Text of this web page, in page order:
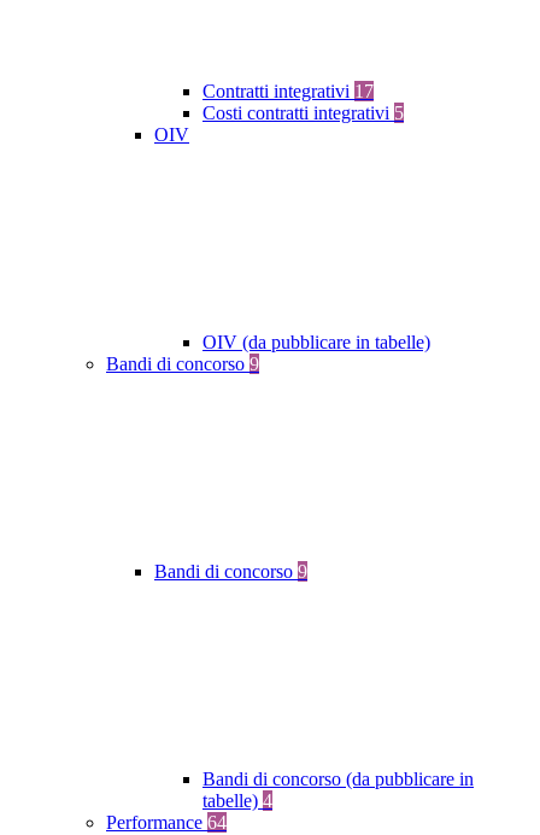
Contratti integrativi 17
Costi contratti integrativi 5
OIV
OIV (da pubblicare in tabelle)
Bandi di concorso 9
Bandi di concorso 9
Bandi di concorso (da pubblicare in
tabelle) 4
Performance 64